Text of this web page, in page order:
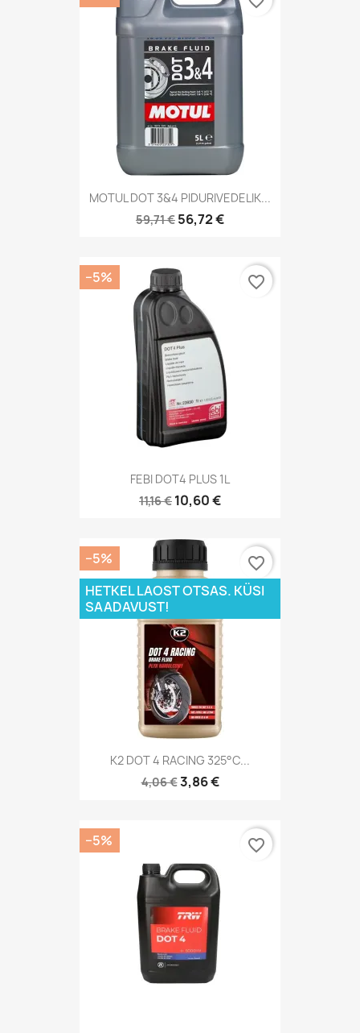
MOTUL DOT 3&4 PIDURIVEDELIK...
59,71 € 56,72 €
FEBI DOT4 PLUS 1L
11,16 € 10,60 €
−5% favorite_border
K2 DOT 4 RACING 325°C...
4,06 €3,86 €
−5%
HETKEL LAOST OTSAS. KÜSI
SAADAVUST!
favorite_border
−5% favorite_border